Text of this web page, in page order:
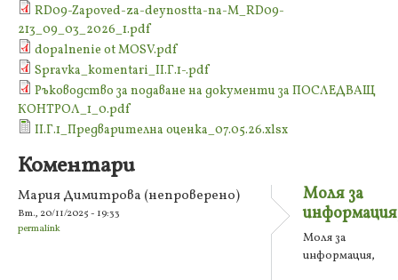
RD09-Zapoved-za-deynostta-na-M_RD09-
213_09_03_2026_1.pdf
dopalnenie ot MOSV.pdf
Spravka_komentari_II.Г.1-.pdf
Ръководство за подаване на документи за ПОСЛЕДВАЩ
КОНТРОЛ_1_0.pdf
II.Г.1_Предварителна оценка_07.05.26.xlsx
Коментари
Мария Димитрова (непроверено)
Вт., 20/11/2025 - 19:33
permalink
Моля за
Моля за
информация,